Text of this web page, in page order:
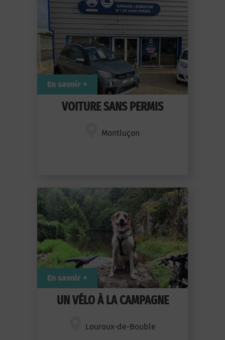
VOITURE SANS PERMIS
Montluçon
En savoir +
UN VÉLO À LA CAMPAGNE
Louroux-de-Bouble
En savoir +